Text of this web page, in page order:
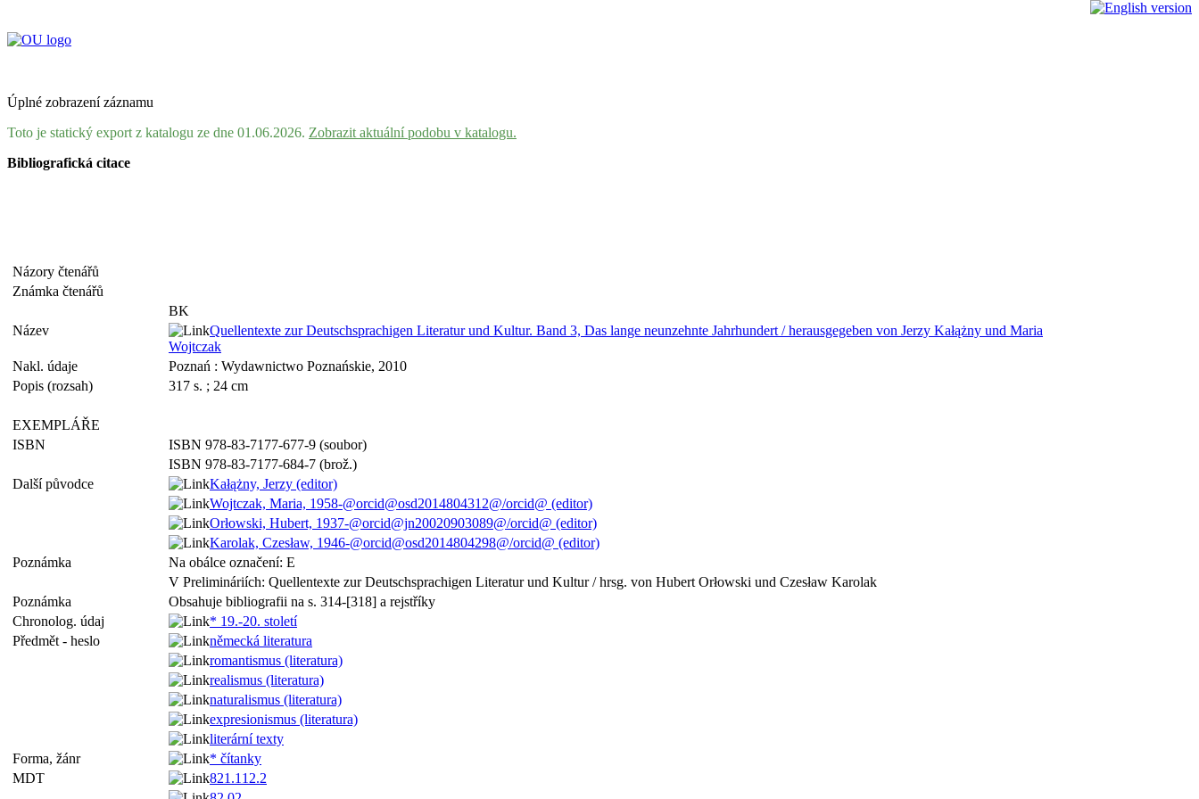
Úplné zobrazení záznamu
Toto je statický export z katalogu ze dne 01.06.2026. Zobrazit aktuální podobu v katalogu.
Bibliografická citace
Názory čtenářů
Známka čtenářů
BK
Název
Quellentexte zur Deutschsprachigen Literatur und Kultur. Band 3, Das lange neunzehnte Jahrhundert / herausgegeben von Jerzy Kałążny und Maria
Wojtczak
Nakl. údaje
Poznań : Wydawnictwo Poznańskie, 2010
Popis (rozsah)
317 s. ; 24 cm
EXEMPLÁŘE
ISBN
ISBN 978-83-7177-677-9 (soubor)
ISBN 978-83-7177-684-7 (brož.)
Další původce
Kałążny, Jerzy (editor)
Wojtczak, Maria, 1958-@orcid@osd2014804312@/orcid@ (editor)
Orłowski, Hubert, 1937-@orcid@jn20020903089@/orcid@ (editor)
Karolak, Czesław, 1946-@orcid@osd2014804298@/orcid@ (editor)
Poznámka
Na obálce označení: E
V Prelimináriích: Quellentexte zur Deutschsprachigen Literatur und Kultur / hrsg. von Hubert Orłowski und Czesław Karolak
Poznámka
Obsahuje bibliografii na s. 314-[318] a rejstříky
Chronolog. údaj
* 19.-20. století
Předmět - heslo
německá literatura
romantismus (literatura)
realismus (literatura)
naturalismus (literatura)
expresionismus (literatura)
literární texty
Forma, žánr
* čítanky
MDT
821.112.2